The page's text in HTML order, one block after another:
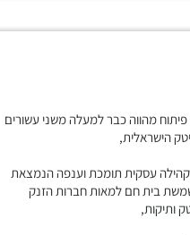
מהווה כבר למעלה משני עשורים
הישראלית,
עסקית תומכת וענפה הנמצאת
בית חם למאות חברות הזנק
ותיקות,